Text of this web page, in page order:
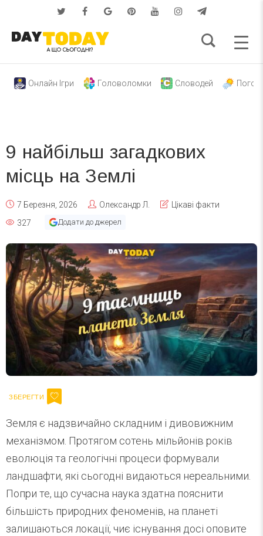
Онлайн Ігри Головоломки Словодей
9 найбільш загадкових
місць на Землі
7 Березня, 2026 Олександр Л.
Цікаві факти
327
Додати до джерел
Земля є надзвичайно складним і дивовижним
механізмом. Протягом сотень мільйонів років
еволюція та геологічні процеси формували
ландшафти, які сьогодні видаються нереальними.
Попри те, що сучасна наука здатна пояснити
більшість природних феноменів, на планеті
залишаються локації, чиє існування досі оповите